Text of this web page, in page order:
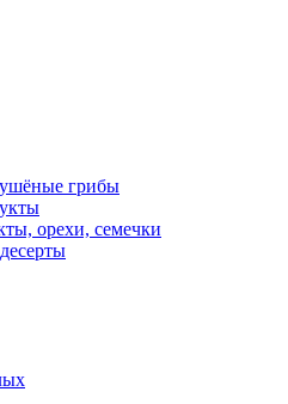
грибы
орехи, семечки